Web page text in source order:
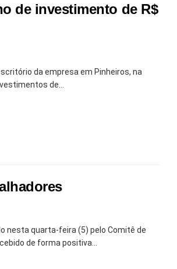
de investimento de R$
da empresa em Pinheiros, na
de...
nesta quarta-feira (5) pelo Comitê de
de forma positiva...